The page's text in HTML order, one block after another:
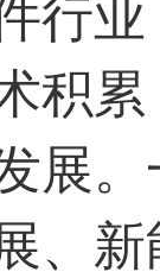
积
展
、